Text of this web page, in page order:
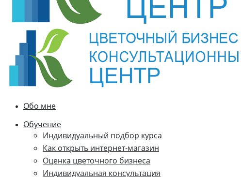
Обо мне
Обучение
Индивидуальный подбор курса
Как открыть интернет-магазин
Оценка цветочного бизнеса
Индивидуальная консультация